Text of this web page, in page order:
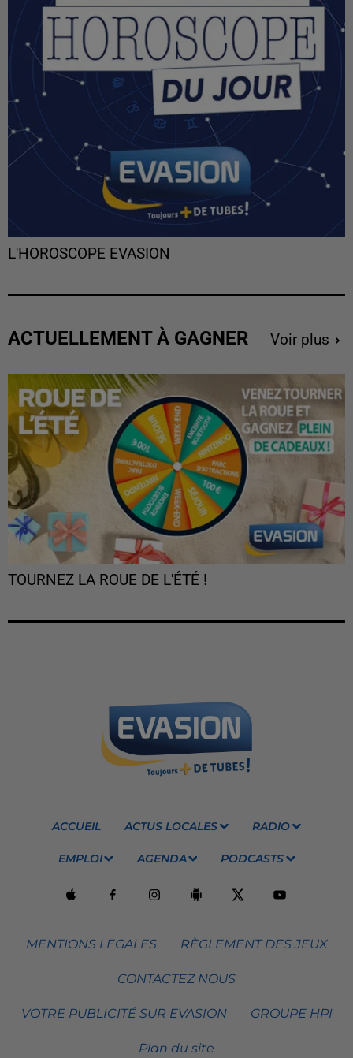
L'HOROSCOPE EVASION
ACTUELLEMENT À GAGNER Voir plus
TOURNEZ LA ROUE DE L'ÉTÉ !
ACCUEIL ACTUS LOCALES RADIO
EMPLOI AGENDA PODCASTS
MENTIONS LEGALES RÈGLEMENT DES JEUX
CONTACTEZ NOUS
VOTRE PUBLICITÉ SUR EVASION GROUPE HPI
Plan du site